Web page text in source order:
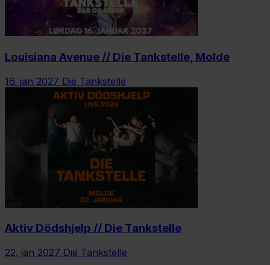
Louisiana Avenue // Die Tankstelle, Molde
16. jan 2027 Die Tankstelle
Aktiv Dödshjelp // Die Tankstelle
22. jan 2027 Die Tankstelle